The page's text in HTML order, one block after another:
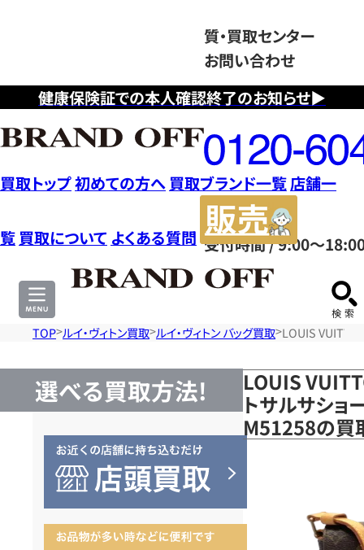
健康保険証での本人確認終了のお知らせ▶
質・買取センター
お問い合わせ
フ
リ
ー
ダ
イ
ヤ
ル
0120604117
受付時間 / 9:00～
買取トップ初めての方へ 買取ブランド一覧店舗一
覧 買取について よくある質問
サ
TOP ルイ・ヴィトン買取 ルイ・ヴィトン バッグ買取 LOUIS
選べる買取方法!
LOUIS
トサルサショ
M51258の買